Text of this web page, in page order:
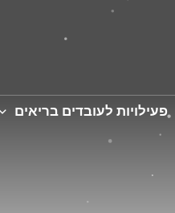
פעילויות לעובדים בריאים